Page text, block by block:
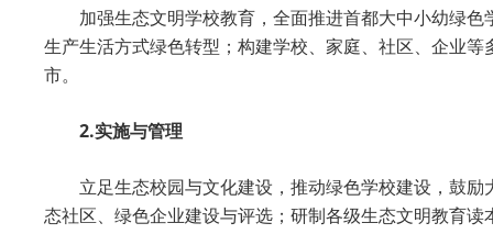
加强生态文明学校教育，全面推进首都大中小幼绿
生产生活方式绿色转型；构建学校、家庭、社区、企业
市。
2.实施与管理
立足生态校园与文化建设，推动绿色学校建设，鼓
态社区、绿色企业建设与评选；研制各级生态文明教育